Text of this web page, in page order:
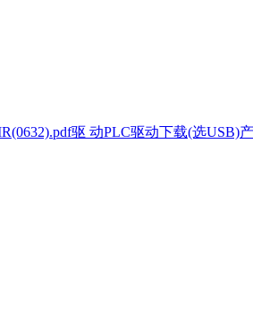
驱 动PLC驱动下载(选